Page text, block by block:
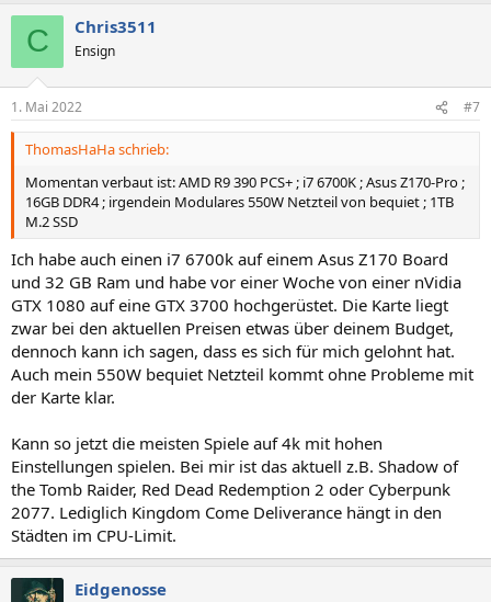
C Chris3511
Ensign
1. Mai 2022 #7
ThomasHaHa schrieb:
Momentan verbaut ist: AMD R9 390 PCS+ ; i7 6700K ; Asus Z170-Pro ;
16GB DDR4 ; irgendein Modulares 550W Netzteil von bequiet ; 1TB
M.2 SSD
Ich habe auch einen i7 6700k auf einem Asus Z170 Board
und 32 GB Ram und habe vor einer Woche von einer nVidia
GTX 1080 auf eine GTX 3700 hochgerüstet. Die Karte liegt
zwar bei den aktuellen Preisen etwas über deinem Budget,
dennoch kann ich sagen, dass es sich für mich gelohnt hat.
Auch mein 550W bequiet Netzteil kommt ohne Probleme mit
der Karte klar.
Kann so jetzt die meisten Spiele auf 4k mit hohen
Einstellungen spielen. Bei mir ist das aktuell z.B. Shadow of
the Tomb Raider, Red Dead Redemption 2 oder Cyberpunk
2077. Lediglich Kingdom Come Deliverance hängt in den
Städten im CPU-Limit.
Eidgenosse